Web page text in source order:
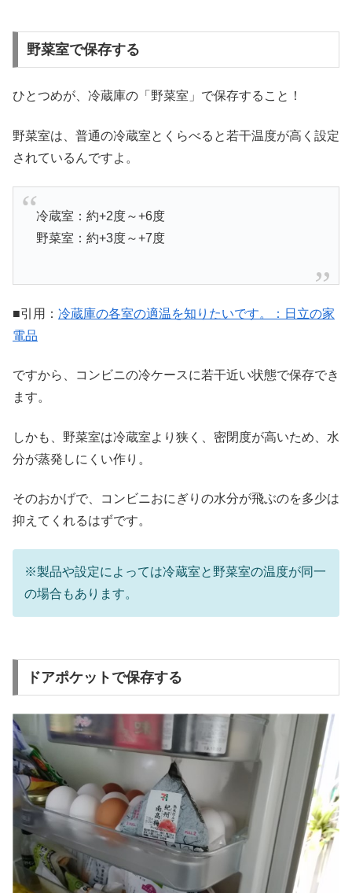
野菜室で保存する
ひとつめが、冷蔵庫の「野菜室」で保存すること！
野菜室は、普通の冷蔵室とくらべると若干温度が高く設定
されているんですよ。
冷蔵室：約+2度～+6度
野菜室：約+3度～+7度
■引用： 冷蔵庫の各室の適温を知りたいです。：日立の家
電品
ですから、コンビニの冷ケースに若干近い状態で保存でき
ます。
しかも、野菜室は冷蔵室より狭く、密閉度が高いため、水
分が蒸発しにくい作り。
そのおかげで、コンビニおにぎりの水分が飛ぶのを多少は
抑えてくれるはずです。
※製品や設定によっては冷蔵室と野菜室の温度が同一
の場合もあります。
ドアポケットで保存する